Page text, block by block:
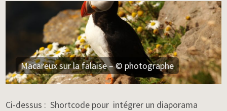
Macareux sur la falaise – © photographe
Ci-dessus : Shortcode pour intégrer un diaporama